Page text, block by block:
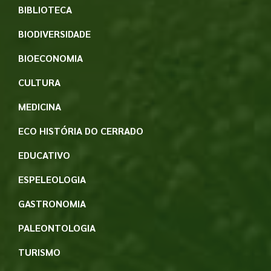
BIBLIOTECA
BIODIVERSIDADE
BIOECONOMIA
CULTURA
MEDICINA
ECO HISTÓRIA DO CERRADO
EDUCATIVO
ESPELEOLOGIA
GASTRONOMIA
PALEONTOLOGIA
TURISMO